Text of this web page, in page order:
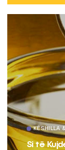
KËSHILLA
Si të